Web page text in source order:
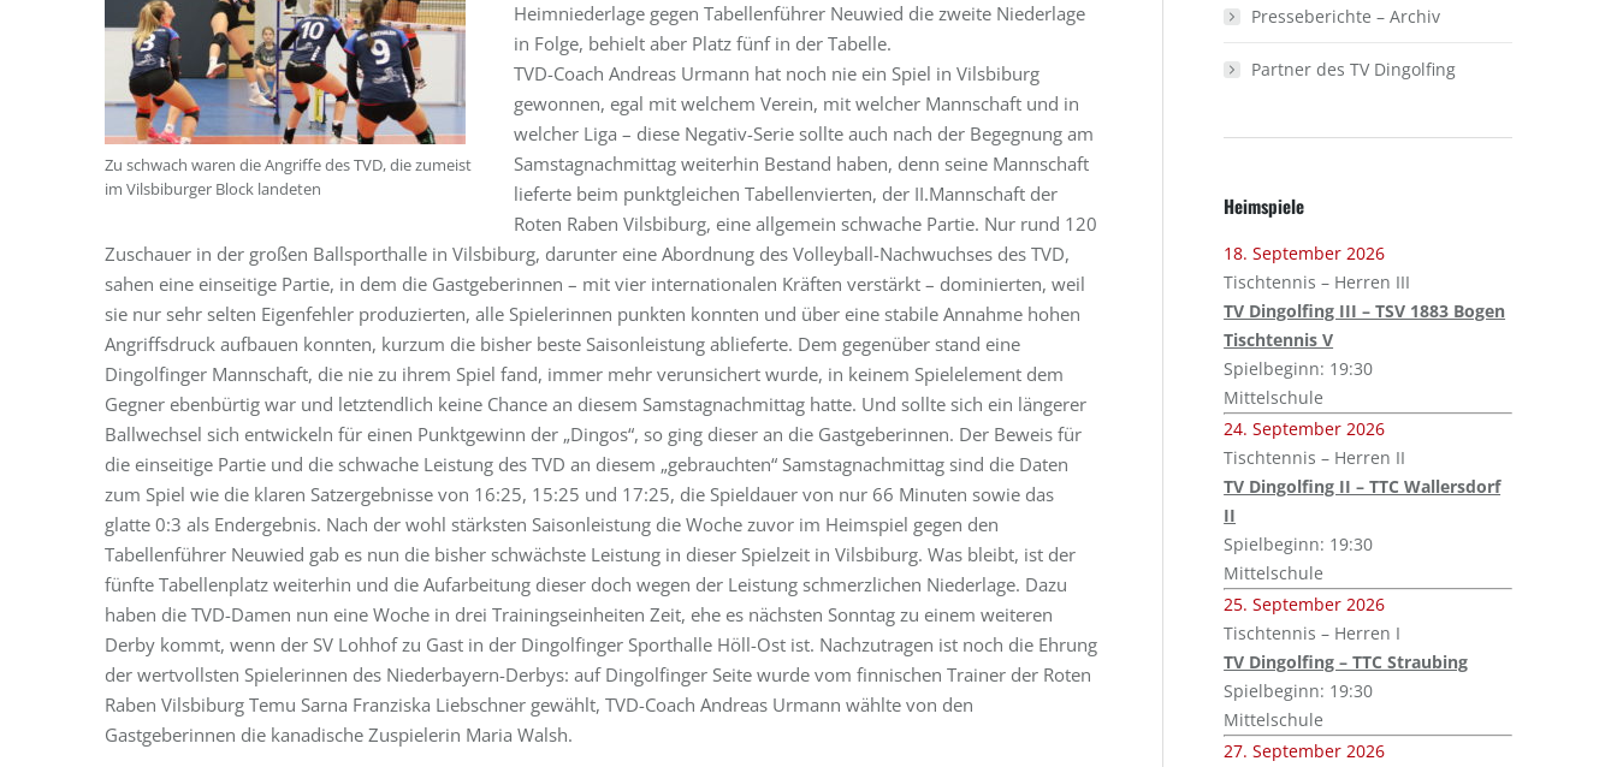
Zu schwach waren die Angriffe des TVD, die zumeist
im Vilsbiburger Block landeten
Heimniederlage gegen Tabellenführer Neuwied die zweite Niederlage
in Folge, behielt aber Platz fünf in der Tabelle.
TVD-Coach Andreas Urmann hat noch nie ein Spiel in Vilsbiburg
gewonnen, egal mit welchem Verein, mit welcher Mannschaft und in
welcher Liga – diese Negativ-Serie sollte auch nach der Begegnung am
Samstagnachmittag weiterhin Bestand haben, denn seine Mannschaft
lieferte beim punktgleichen Tabellenvierten, der II.Mannschaft der
Roten Raben Vilsbiburg, eine allgemein schwache Partie. Nur rund 120
Zuschauer in der großen Ballsporthalle in Vilsbiburg, darunter eine Abordnung des Volleyball-Nachwuchses des TVD,
sahen eine einseitige Partie, in dem die Gastgeberinnen – mit vier internationalen Kräften verstärkt – dominierten, weil
sie nur sehr selten Eigenfehler produzierten, alle Spielerinnen punkten konnten und über eine stabile Annahme hohen
Angriffsdruck aufbauen konnten, kurzum die bisher beste Saisonleistung ablieferte. Dem gegenüber stand eine
Dingolfinger Mannschaft, die nie zu ihrem Spiel fand, immer mehr verunsichert wurde, in keinem Spielelement dem
Gegner ebenbürtig war und letztendlich keine Chance an diesem Samstagnachmittag hatte. Und sollte sich ein längerer
Ballwechsel sich entwickeln für einen Punktgewinn der „Dingos“, so ging dieser an die Gastgeberinnen. Der Beweis für
die einseitige Partie und die schwache Leistung des TVD an diesem „gebrauchten“ Samstagnachmittag sind die Daten
zum Spiel wie die klaren Satzergebnisse von 16:25, 15:25 und 17:25, die Spieldauer von nur 66 Minuten sowie das
glatte 0:3 als Endergebnis. Nach der wohl stärksten Saisonleistung die Woche zuvor im Heimspiel gegen den
Tabellenführer Neuwied gab es nun die bisher schwächste Leistung in dieser Spielzeit in Vilsbiburg. Was bleibt, ist der
fünfte Tabellenplatz weiterhin und die Aufarbeitung dieser doch wegen der Leistung schmerzlichen Niederlage. Dazu
haben die TVD-Damen nun eine Woche in drei Trainingseinheiten Zeit, ehe es nächsten Sonntag zu einem weiteren
Derby kommt, wenn der SV Lohhof zu Gast in der Dingolfinger Sporthalle Höll-Ost ist. Nachzutragen ist noch die Ehrung
der wertvollsten Spielerinnen des Niederbayern-Derbys: auf Dingolfinger Seite wurde vom finnischen Trainer der Roten
Raben Vilsbiburg Temu Sarna Franziska Liebschner gewählt, TVD-Coach Andreas Urmann wählte von den
Gastgeberinnen die kanadische Zuspielerin Maria Walsh.
Presseberichte – Archiv
Partner des TV Dingolfing
Heimspiele
18. September 2026
Tischtennis – Herren III
TV Dingolfing III – TSV 1883 Bogen
Tischtennis V
Spielbeginn: 19:30
Mittelschule
24. September 2026
Tischtennis – Herren II
TV Dingolfing II – TTC Wallersdorf
II
Spielbeginn: 19:30
Mittelschule
25. September 2026
Tischtennis – Herren I
TV Dingolfing – TTC Straubing
Spielbeginn: 19:30
Mittelschule
27. September 2026